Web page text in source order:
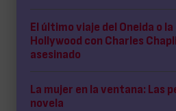
El último viaje del Oneida o
Hollywood con Charles
asesinado
La mujer en la ventana: Las
novela